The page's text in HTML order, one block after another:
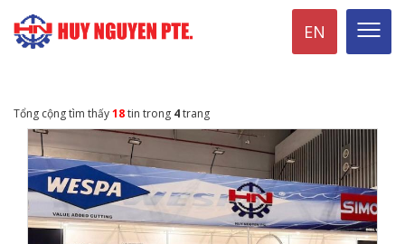
EN
Tổng cộng tìm thấy18tin trong 4trang